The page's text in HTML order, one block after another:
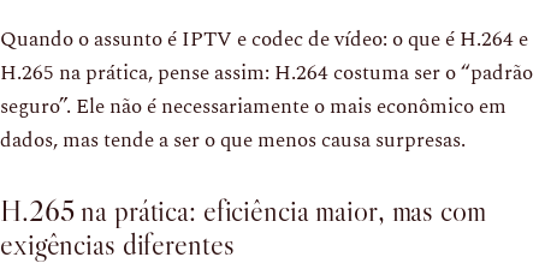
Quando o assunto é IPTV e codec de vídeo: o que é H.264 e
H.265 na prática, pense assim: H.264 costuma ser o “padrão
seguro”. Ele não é necessariamente o mais econômico em
dados, mas tende a ser o que menos causa surpresas.
H.265 na prática: eficiência maior, mas com
exigências diferentes